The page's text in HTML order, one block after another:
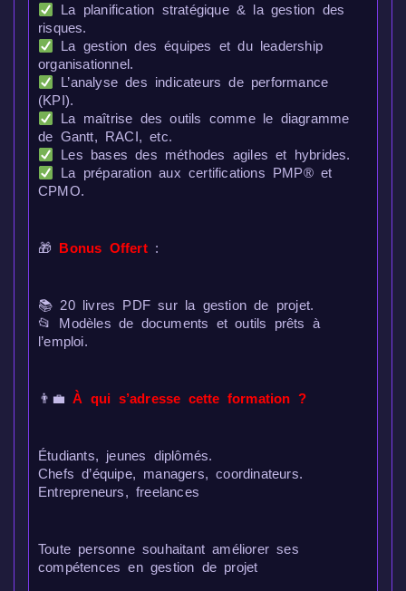
La planification stratégique & la gestion des
risques.
La gestion des équipes et du leadership
organisationnel.
L’analyse des indicateurs de performance
(KPI).
La maîtrise des outils comme le diagramme
de Gantt, RACI, etc.
Les bases des méthodes agiles et hybrides.
La préparation aux certifications PMP® et
CPMO.
🎁 Bonus Offert :
📚 20 livres PDF sur la gestion de projet.
📂 Modèles de documents et outils prêts à
l’emploi.
👨‍💼 À qui s’adresse cette formation ?
Étudiants, jeunes diplômés.
Chefs d’équipe, managers, coordinateurs.
Entrepreneurs, freelances
Toute personne souhaitant améliorer ses
compétences en gestion de projet